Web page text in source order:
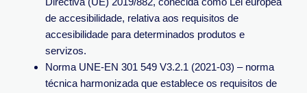
de accesibilidade, relativa aos requisitos de
accesibilidade para determinados produtos e
servizos.
Norma UNE-EN 301 549 V3.2.1 (2021-03) – norma
técnica harmonizada que establece os requisitos de